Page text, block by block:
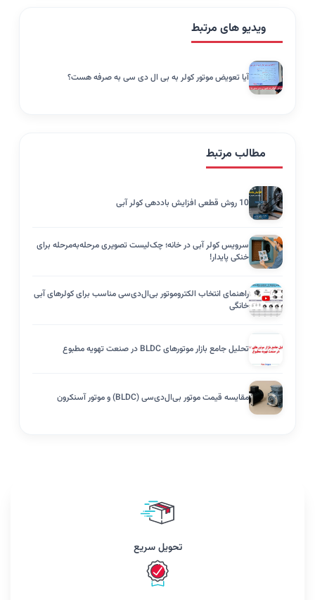
ویدیو های مرتبط
آیا تعویض موتور کولر به بی ال دی سی به صرفه هست؟
مطالب مرتبط
10 روش قطعی افزایش باددهی کولر آبی
سرویس کولر آبی در خانه؛ چک‌لیست تصویری مرحله‌به‌مرحله برای
خنکی پایدار!
راهنمای انتخاب الکتروموتور بی‌ال‌دی‌سی مناسب برای کولرهای آبی
خانگی
تحلیل جامع بازار موتورهای BLDC در صنعت تهویه مطبوع
مقایسه قیمت موتور بی‌ال‌دی‌سی (BLDC) و موتور آسنکرون
تحویل سریع